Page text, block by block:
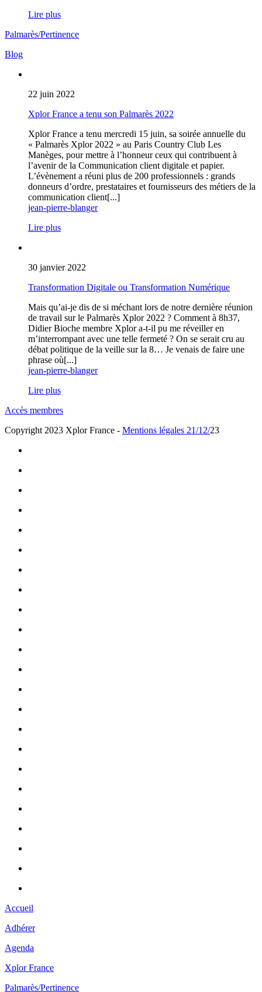
Lire plus
Palmarès/Pertinence
Blog
22 juin 2022
Xplor France a tenu son Palmarès 2022
Xplor France a tenu mercredi 15 juin, sa soirée annuelle du
« Palmarès Xplor 2022 » au Paris Country Club Les
Manèges, pour mettre à l’honneur ceux qui contribuent à
l’avenir de la Communication client digitale et papier.
L’évènement a réuni plus de 200 professionnels : grands
donneurs d’ordre, prestataires et fournisseurs des métiers de la
communication client[...]
jean-pierre-blanger
Lire plus
30 janvier 2022
Transformation Digitale ou Transformation Numérique
Mais qu’ai-je dis de si méchant lors de notre dernière réunion
de travail sur le Palmarès Xplor 2022 ? Comment à 8h37,
Didier Bioche membre Xplor a-t-il pu me réveiller en
m’interrompant avec une telle fermeté ? On se serait cru au
débat politique de la veille sur la 8… Je venais de faire une
phrase où[...]
jean-pierre-blanger
Lire plus
Accès membres
Copyright 2023 Xplor France - Mentions légales 21/12/23
Accueil
Adhérer
Agenda
Xplor France
Palmarès/Pertinence